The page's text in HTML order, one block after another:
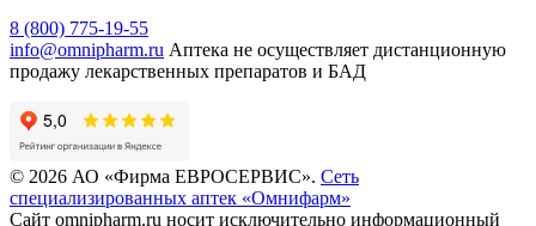
8 (800) 775-19-55
info@omnipharm.ru Аптека не осуществляет дистанционную
продажу лекарственных препаратов и БАД
© 2026 АО «Фирма ЕВРОСЕРВИС». Сеть
специализированных аптек «Омнифарм»
Сайт omnipharm.ru носит исключительно информационный